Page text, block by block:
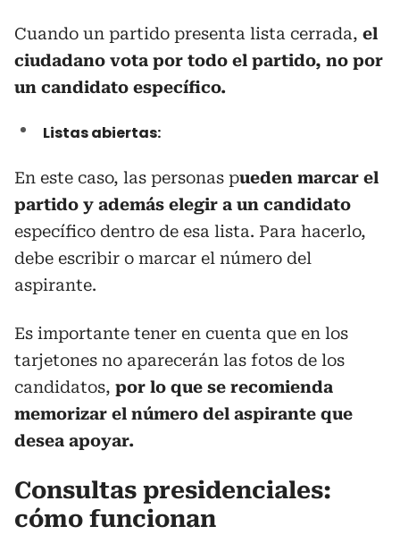
Cuando un partido presenta lista cerrada, el
ciudadano vota por todo el partido, no por
un candidato específico.
Listas abiertas:
En este caso, las personas pueden marcar el
partido y además elegir a un candidato
específico dentro de esa lista. Para hacerlo,
debe escribir o marcar el número del
aspirante.
Es importante tener en cuenta que en los
tarjetones no aparecerán las fotos de los
candidatos, por lo que se recomienda
memorizar el número del aspirante que
desea apoyar.
Consultas presidenciales:
cómo funcionan